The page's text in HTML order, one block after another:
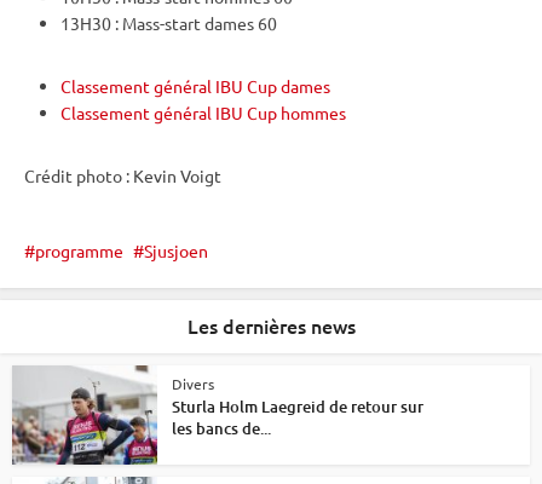
13H30 : Mass-start dames 60
Classement général IBU Cup dames
Classement général IBU Cup hommes
Crédit photo : Kevin Voigt
programme Sjusjoen
Les dernières news
Divers
Sturla Holm Laegreid de retour sur
les bancs de...